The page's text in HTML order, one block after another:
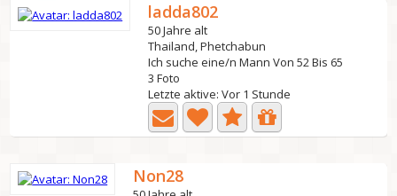
ladda802
50 Jahre alt
Thailand, Phetchabun
Ich suche eine/n Mann Von 52 Bis 65
3 Foto
Letzte aktive: Vor 1 Stunde
Non28